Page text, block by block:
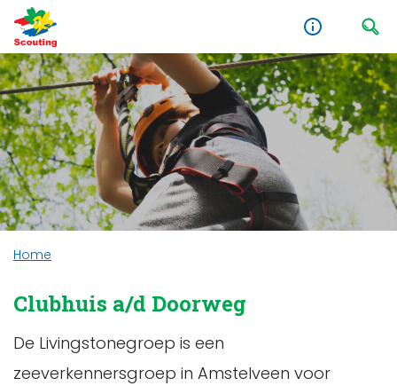
Home
Clubhuis a/d Doorweg
De Livingstonegroep is een
zeeverkennersgroep in Amstelveen voor